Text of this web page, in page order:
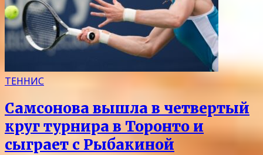
ТЕННИС
Самсонова вышла в четвертый
круг турнира в Торонто и
сыграет с Рыбакиной